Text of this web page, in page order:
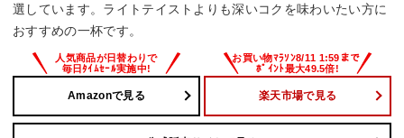
選しています。ライトテイストよりも深いコクを味わいたい方に
おすすめの一杯です。
Amazonで見る 楽天市場で見る